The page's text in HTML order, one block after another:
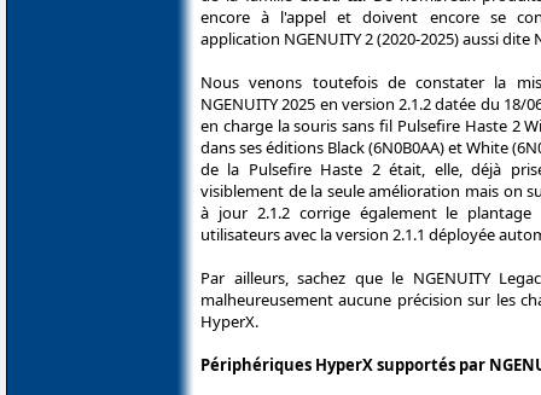
encore à l'appel et doivent encore se
application NGENUITY 2 (2020-2025) aussi dite
Nous venons toutefois de constater la
NGENUITY 2025 en version 2.1.2 datée du 18/
en charge la souris sans fil Pulsefire Haste 2
dans ses éditions Black (6N0B0AA) et White
de la Pulsefire Haste 2 était, elle, déjà
visiblement de la seule amélioration mais on
à jour 2.1.2 corrige également le plantage
utilisateurs avec la version 2.1.1 déployée
Par ailleurs, sachez que le NGENUITY
malheureusement aucune précision sur les
HyperX.
Périphériques HyperX supportés par